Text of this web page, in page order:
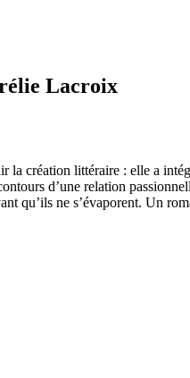
Lacroix
la création littéraire : elle a
d’une relation
qu’ils ne s’évaporent. Un